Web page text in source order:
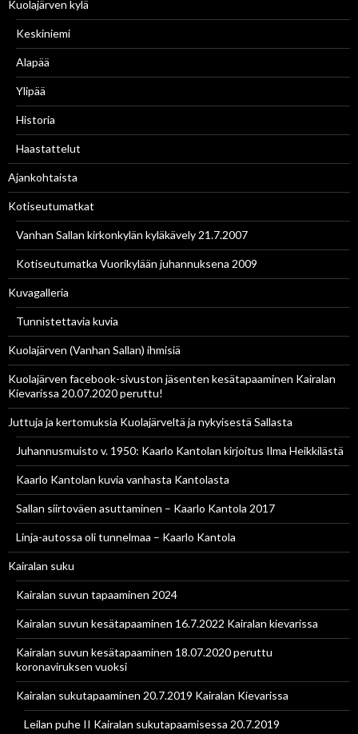
Kuolajärven kylä
Keskiniemi
Alapää
Ylipää
Historia
Haastattelut
Ajankohtaista
Kotiseutumatkat
Vanhan Sallan kirkonkylän kyläkävely 21.7.2007
Kotiseutumatka Vuorikylään juhannuksena 2009
Kuvagalleria
Tunnistettavia kuvia
Kuolajärven (Vanhan Sallan) ihmisiä
Kuolajärven facebook-sivuston jäsenten kesätapaaminen Kairalan
Kievarissa 20.07.2020 peruttu!
Juttuja ja kertomuksia Kuolajärveltä ja nykyisestä Sallasta
Juhannusmuisto v. 1950: Kaarlo Kantolan kirjoitus Ilma Heikkilästä
Kaarlo Kantolan kuvia vanhasta Kantolasta
Sallan siirtoväen asuttaminen – Kaarlo Kantola 2017
Linja-autossa oli tunnelmaa – Kaarlo Kantola
Kairalan suku
Kairalan suvun tapaaminen 2024
Kairalan suvun kesätapaaminen 16.7.2022 Kairalan kievarissa
Kairalan suvun kesätapaaminen 18.07.2020 peruttu
koronaviruksen vuoksi
Kairalan sukutapaaminen 20.7.2019 Kairalan Kievarissa
Leilan puhe II Kairalan sukutapaamisessa 20.7.2019